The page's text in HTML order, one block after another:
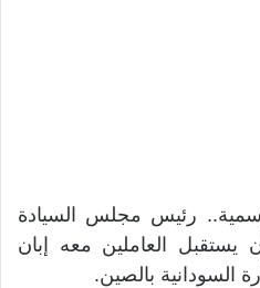
رئيس مجلس السيادة
يستقبل العاملين معه إبان
السودانية بالصين.